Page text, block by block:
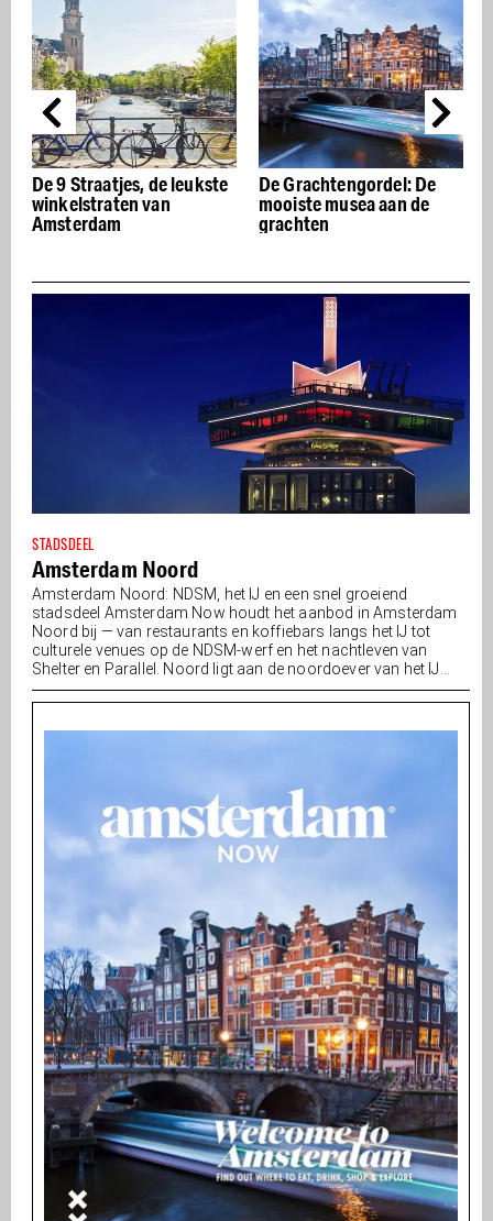
de leukste
van
De Grachtengordel: De
mooiste musea aan de
De beste
restaurants
STADSDEEL
Amsterdam Noord
Amsterdam Noord: NDSM, het IJ en een snel groeiend
stadsdeel Amsterdam Now houdt het aanbod in Amsterdam
Noord bij — van restaurants en koffiebars langs het IJ tot
culturele venues op de NDSM-werf en het nachtleven van
Shelter en Parallel. Noord ligt aan de noordoever van het IJ...